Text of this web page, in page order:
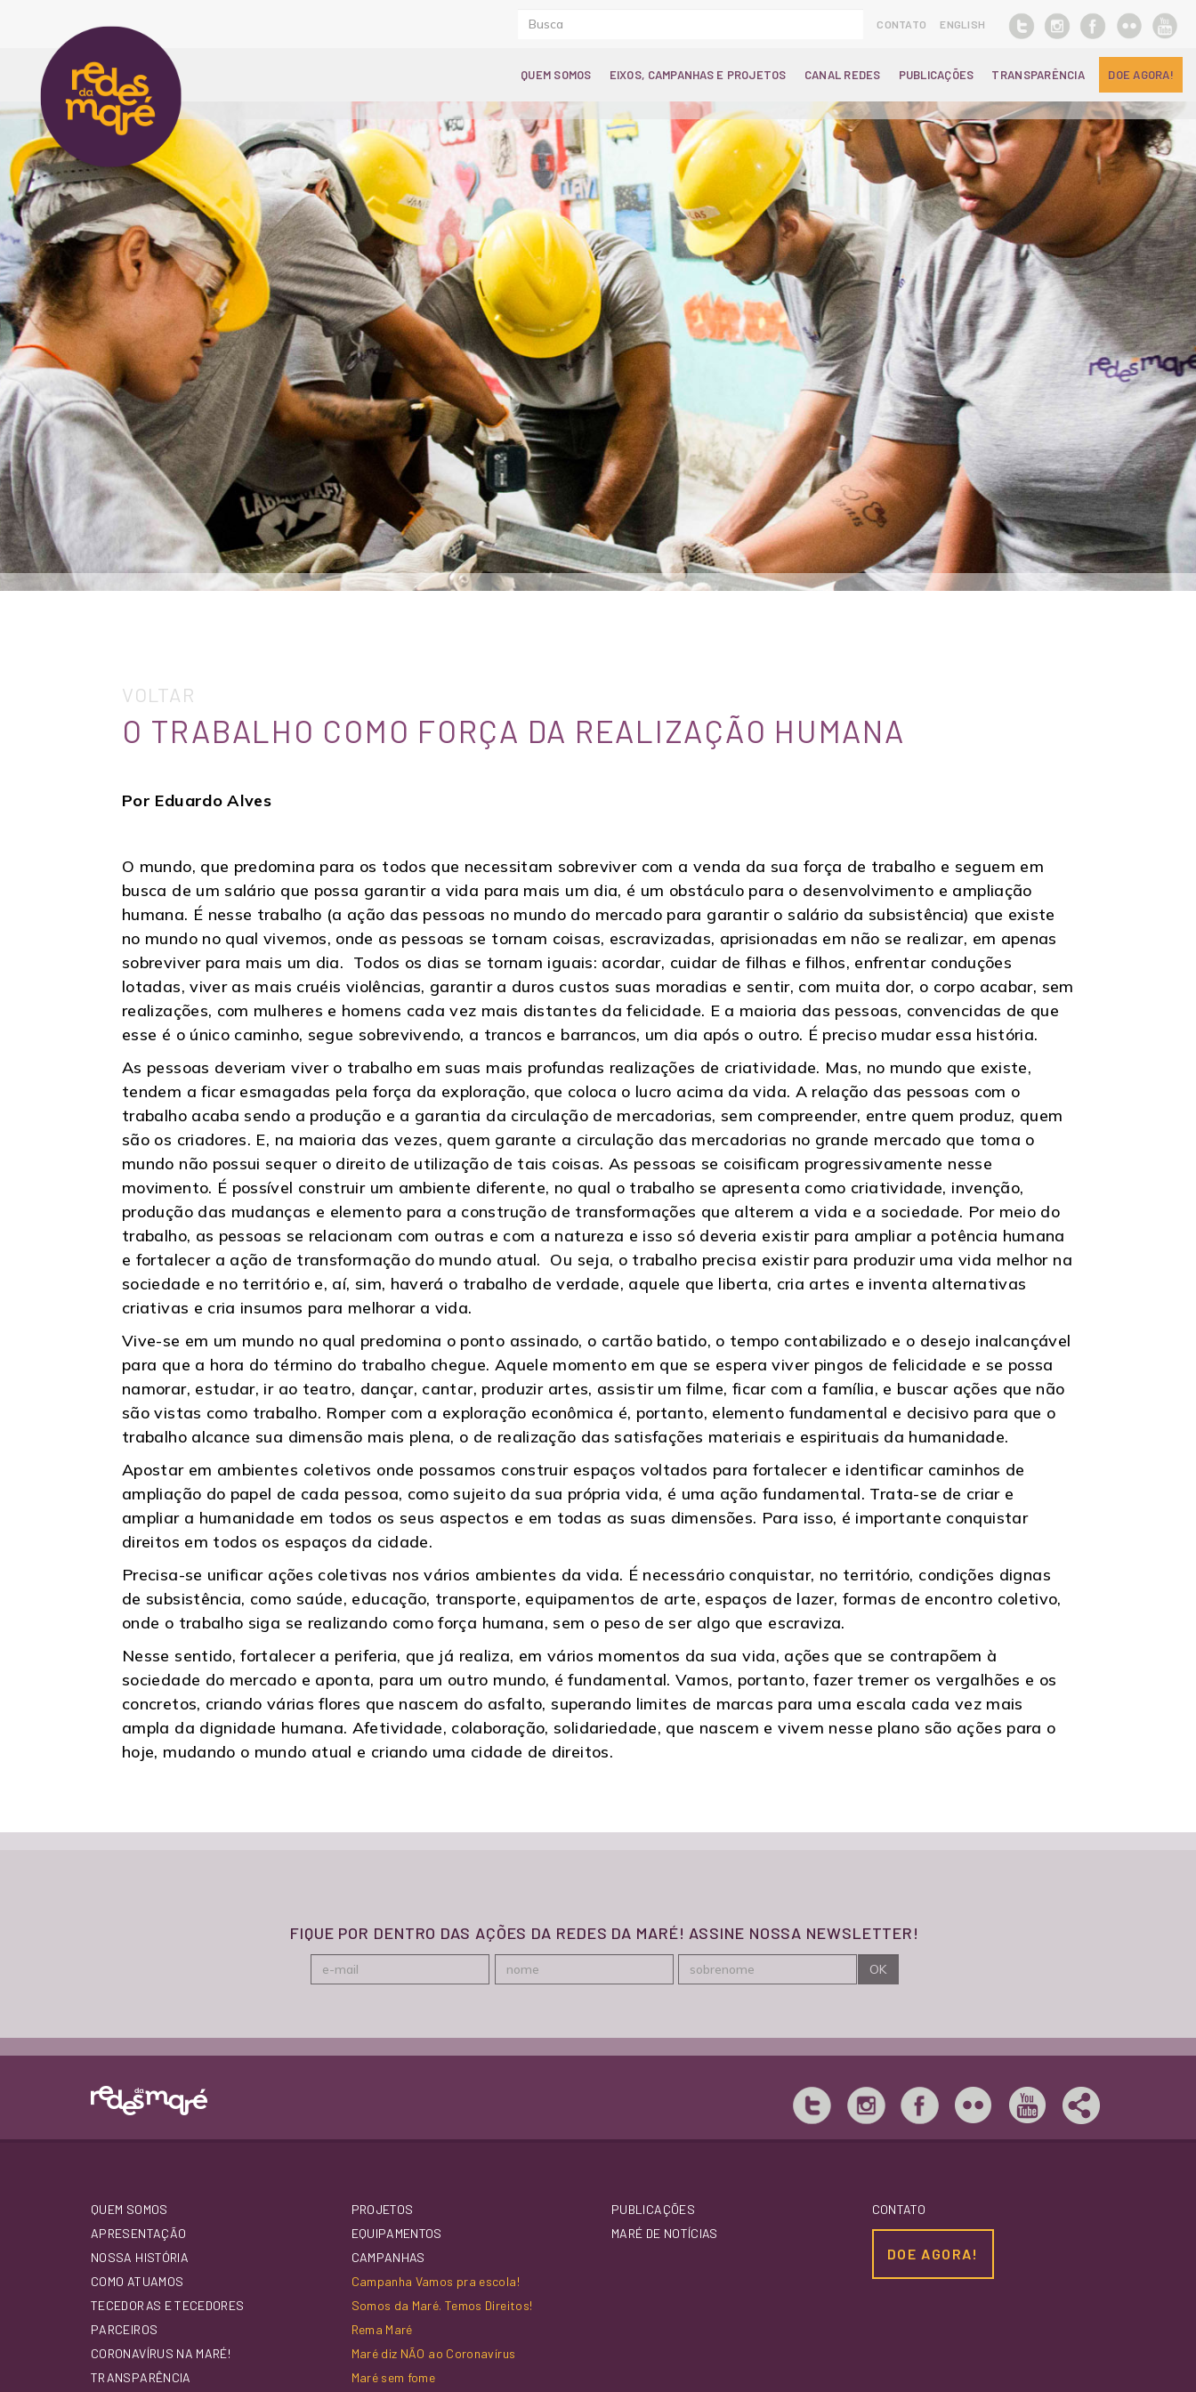
CONTATO ENGLISH
QUEM SOMOS EIXOS, CAMPANHAS E PROJETOS CANAL REDES PUBLICAÇÕES TRANSPARÊNCIA DOE AGORA!
VOLTAR
O TRABALHO COMO FORÇA DA REALIZAÇÃO HUMANA
Por Eduardo Alves
O mundo, que predomina para os todos que necessitam sobreviver com a venda da sua força de trabalho e seguem em
busca de um salário que possa garantir a vida para mais um dia, é um obstáculo para o desenvolvimento e ampliação
humana. É nesse trabalho (a ação das pessoas no mundo do mercado para garantir o salário da subsistência) que existe
no mundo no qual vivemos, onde as pessoas se tornam coisas, escravizadas, aprisionadas em não se realizar, em apenas
sobreviver para mais um dia. Todos os dias se tornam iguais: acordar, cuidar de filhas e filhos, enfrentar conduções
lotadas, viver as mais cruéis violências, garantir a duros custos suas moradias e sentir, com muita dor, o corpo acabar, sem
realizações, com mulheres e homens cada vez mais distantes da felicidade. E a maioria das pessoas, convencidas de que
esse é o único caminho, segue sobrevivendo, a trancos e barrancos, um dia após o outro. É preciso mudar essa história.
As pessoas deveriam viver o trabalho em suas mais profundas realizações de criatividade. Mas, no mundo que existe,
tendem a ficar esmagadas pela força da exploração, que coloca o lucro acima da vida. A relação das pessoas com o
trabalho acaba sendo a produção e a garantia da circulação de mercadorias, sem compreender, entre quem produz, quem
são os criadores. E, na maioria das vezes, quem garante a circulação das mercadorias no grande mercado que toma o
mundo não possui sequer o direito de utilização de tais coisas. As pessoas se coisificam progressivamente nesse
movimento. É possível construir um ambiente diferente, no qual o trabalho se apresenta como criatividade, invenção,
produção das mudanças e elemento para a construção de transformações que alterem a vida e a sociedade. Por meio do
trabalho, as pessoas se relacionam com outras e com a natureza e isso só deveria existir para ampliar a potência humana
e fortalecer a ação de transformação do mundo atual. Ou seja, o trabalho precisa existir para produzir uma vida melhor na
sociedade e no território e, aí, sim, haverá o trabalho de verdade, aquele que liberta, cria artes e inventa alternativas
criativas e cria insumos para melhorar a vida.
Vive-se em um mundo no qual predomina o ponto assinado, o cartão batido, o tempo contabilizado e o desejo inalcançável
para que a hora do término do trabalho chegue. Aquele momento em que se espera viver pingos de felicidade e se possa
namorar, estudar, ir ao teatro, dançar, cantar, produzir artes, assistir um filme, ficar com a família, e buscar ações que não
são vistas como trabalho. Romper com a exploração econômica é, portanto, elemento fundamental e decisivo para que o
trabalho alcance sua dimensão mais plena, o de realização das satisfações materiais e espirituais da humanidade.
Apostar em ambientes coletivos onde possamos construir espaços voltados para fortalecer e identificar caminhos de
ampliação do papel de cada pessoa, como sujeito da sua própria vida, é uma ação fundamental. Trata-se de criar e
ampliar a humanidade em todos os seus aspectos e em todas as suas dimensões. Para isso, é importante conquistar
direitos em todos os espaços da cidade.
Precisa-se unificar ações coletivas nos vários ambientes da vida. É necessário conquistar, no território, condições dignas
de subsistência, como saúde, educação, transporte, equipamentos de arte, espaços de lazer, formas de encontro coletivo,
onde o trabalho siga se realizando como força humana, sem o peso de ser algo que escraviza.
Nesse sentido, fortalecer a periferia, que já realiza, em vários momentos da sua vida, ações que se contrapõem à
sociedade do mercado e aponta, para um outro mundo, é fundamental. Vamos, portanto, fazer tremer os vergalhões e os
concretos, criando várias flores que nascem do asfalto, superando limites de marcas para uma escala cada vez mais
ampla da dignidade humana. Afetividade, colaboração, solidariedade, que nascem e vivem nesse plano são ações para o
hoje, mudando o mundo atual e criando uma cidade de direitos.
FIQUE POR DENTRO DAS AÇÕES DA REDES DA MARÉ! ASSINE NOSSA NEWSLETTER!
QUEM SOMOS
APRESENTAÇÃO
NOSSA HISTÓRIA
COMO ATUAMOS
TECEDORAS E TECEDORES
PARCEIROS
CORONAVÍRUS NA MARÉ!
TRANSPARÊNCIA
PROJETOS
EQUIPAMENTOS
CAMPANHAS
Campanha Vamos pra escola!
Somos da Maré. Temos Direitos!
Rema Maré
Maré diz NÃO ao Coronavírus
Maré sem fome
PUBLICAÇÕES
MARÉ DE NOTÍCIAS
CONTATO
DOE AGORA!